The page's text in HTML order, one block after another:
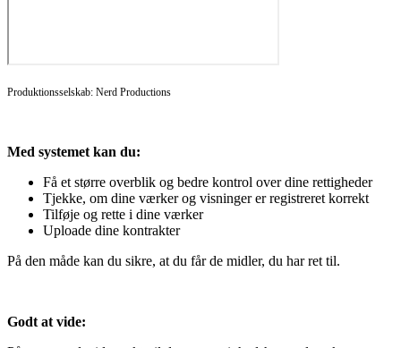
Produktionsselskab: Nerd Productions
Med systemet kan du:
Få et større overblik og bedre kontrol over dine rettigheder
Tjekke, om dine værker og visninger er registreret korrekt
Tilføje og rette i dine værker
Uploade dine kontrakter
På den måde kan du sikre, at du får de midler, du har ret til.
Godt at vide: